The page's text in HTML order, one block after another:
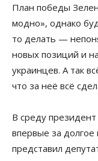
План победы
модно», однако
то делать —
новых позиций и
украинцев. А так
что за неё всё
В среду
впервые за долгое
представил